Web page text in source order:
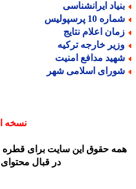
ایرانشناسی
10 پرسپولیس
اعلام نتایج
خارجه ترکیه
مدافع امنیت
اسلامی شهر
نسخه
حقوق این سایت برای قطره
در قبال محتوای